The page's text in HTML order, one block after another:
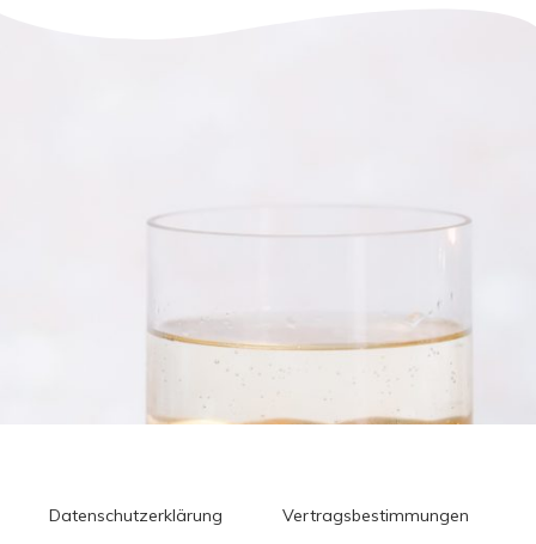
Datenschutzerklärung
Vertragsbestimmungen